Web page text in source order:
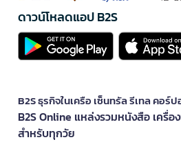
ดาวน์โหลดแอป B2S
B2S ธุรกิจในเครือ เซ็นทรัล รีเทล คอร์
B2S Online แหล่งรวมหนังสือ เครื่อ
สำหรับทุกวัย